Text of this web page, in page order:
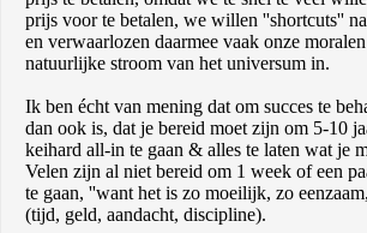
prijs voor te betalen, we willen ''shortcuts''
en verwaarlozen daarmee vaak onze
natuurlijke stroom van het universum in.
Ik ben écht van mening dat om succes te
dan ook is, dat je bereid moet zijn om 5-10
keihard all-in te gaan & alles te laten wat je
Velen zijn al niet bereid om 1 week of een
te gaan, ''want het is zo moeilijk, zo
(tijd, geld, aandacht, discipline).